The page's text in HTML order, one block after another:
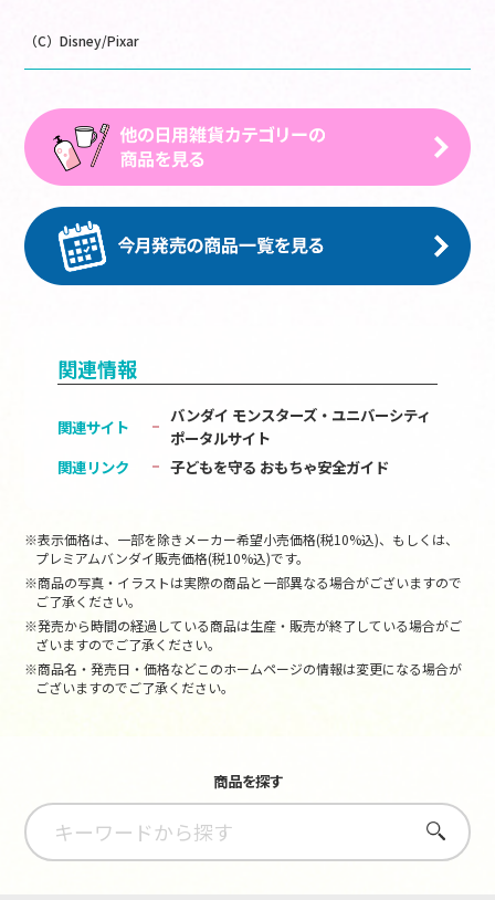
（C）Disney/Pixar
関連情報
関連サイト
バンダイ モンスターズ・ユニバーシティ
ポータルサイト
関連リンク
子どもを守る おもちゃ安全ガイド
※表示価格は、一部を除きメーカー希望小売価格(税10%込)、もしくは、
プレミアムバンダイ販売価格(税10%込)です。
※商品の写真・イラストは実際の商品と一部異なる場合がございますので
ご了承ください。
※発売から時間の経過している商品は生産・販売が終了している場合がご
ざいますのでご了承ください。
※商品名・発売日・価格などこのホームページの情報は変更になる場合が
ございますのでご了承ください。
商品を探す
さがす